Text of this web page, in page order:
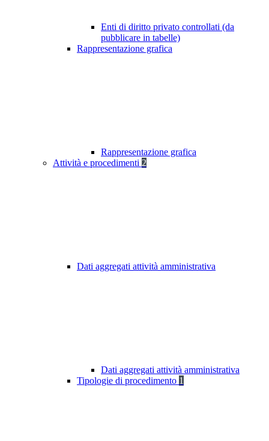
Enti di diritto privato controllati (da
pubblicare in tabelle)
Rappresentazione grafica
Rappresentazione grafica
Attività e procedimenti 2
Dati aggregati attività amministrativa
Dati aggregati attività amministrativa
Tipologie di procedimento 1